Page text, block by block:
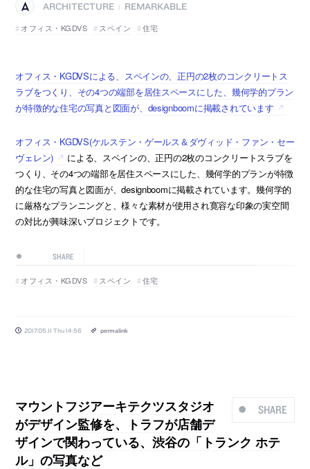
ARCHITECTURE
REMARKABLE
オフィス・KGDVS
スペイン 住宅
オフィス・KGDVSによる、スペインの、正円の2枚のコンクリートス
ラブをつくり、その4つの端部を居住スペースにした、幾何学的プラン
が特徴的な住宅の写真と図面が、designboomに掲載されています
オフィス・KGDVS(ケルステン・ゲールス＆ダヴィッド・ファン・セー
ヴェレン)
による、スペインの、正円の2枚のコンクリートスラブを
つくり、その4つの端部を居住スペースにした、幾何学的プランが特徴
的な住宅の写真と図面が、designboomに掲載されています。幾何学的
に厳格なプランニングと、様々な素材が使用され寛容な印象の実空間
の対比が興味深いプロジェクトです。
SHARE
オフィス・KGDVS スペイン 住宅
2017.05.11 Thu 14:56 permalink
SHARE
マウントフジアーキテクツスタジオ
がデザイン監修を、トラフが店舗デ
ザインで関わっている、渋谷の「トランク ホテ
ル」の写真など